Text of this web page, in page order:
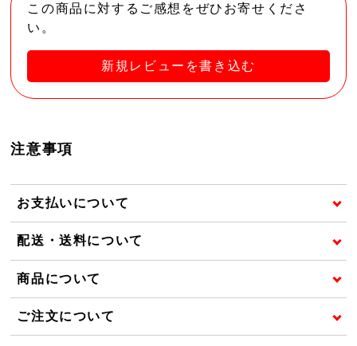
この商品に対するご感想をぜひお寄せくださ
い。
新規レビューを書き込む
注意事項
お支払いについて
配送・送料について
商品について
ご注文について